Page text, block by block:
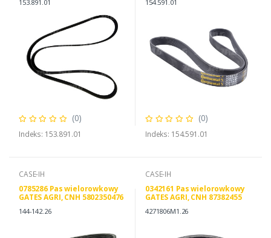
153.891
153.891.01
(0)
Indeks: 153.891.01
154.591.01
(0)
Indeks: 154.591.01
CASE-IH
0785286 Pas wielorowkowy
GATES AGRI, CNH 5802350476
144-142.26
CASE-IH
0342161 Pas wielorowkowy
GATES AGRI, CNH 87382455
4271806M1.26